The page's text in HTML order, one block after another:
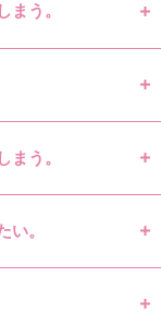
まう。
まう。
い。